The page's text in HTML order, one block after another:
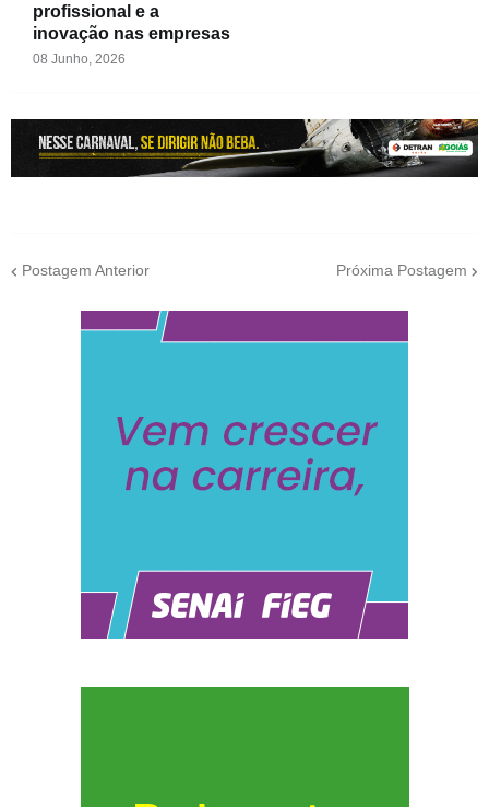
profissional e a
inovação nas empresas
08 Junho, 2026
Postagem Anterior Próxima Postagem